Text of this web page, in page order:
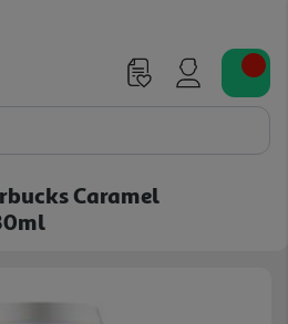
Caramel